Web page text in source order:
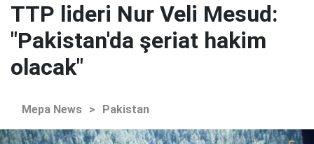
TTP lideri Nur Veli Mesud:
"Pakistan'da şeriat hakim
olacak"
Mepa News > Pakistan